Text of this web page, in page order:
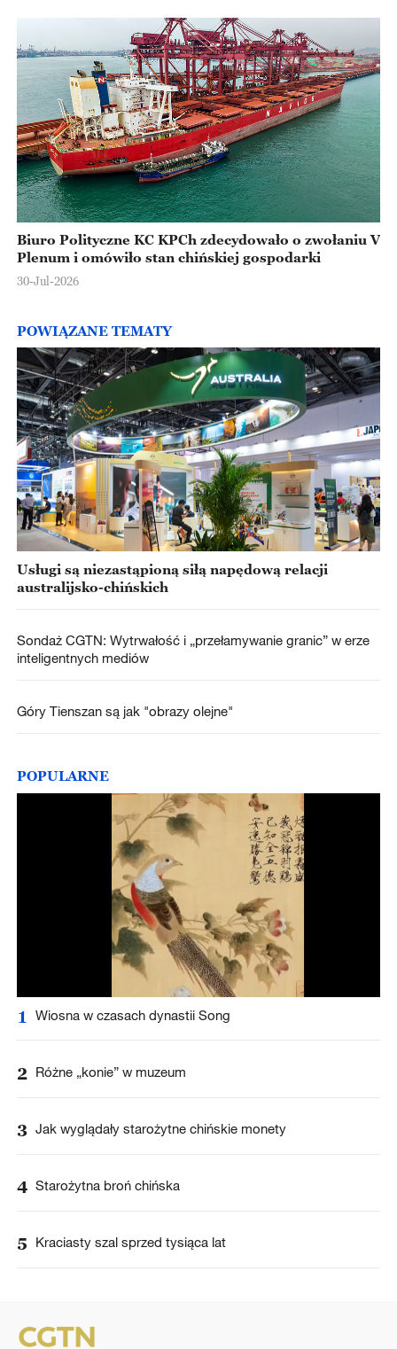
Biuro Polityczne KC KPCh zdecydowało o zwołaniu V
Plenum i omówiło stan chińskiej gospodarki
30-Jul-2026
POWIĄZANE TEMATY
Usługi są niezastąpioną siłą napędową relacji
australijsko-chińskich
Sondaż CGTN: Wytrwałość i „przełamywanie granic” w erze
inteligentnych mediów
Góry Tienszan są jak "obrazy olejne"
POPULARNE
1 Wiosna w czasach dynastii Song
2 Różne „konie” w muzeum
3 Jak wyglądały starożytne chińskie monety
4 Starożytna broń chińska
5 Kraciasty szal sprzed tysiąca lat